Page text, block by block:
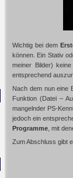
Wichtig bei dem
können. Ein Stativ
meiner Bilder)
entsprechend
Nach dem nun eine
Funktion (Datei –
mangelnder PS-
jedoch ein
Programme , mit
Zum Abschluss gibt